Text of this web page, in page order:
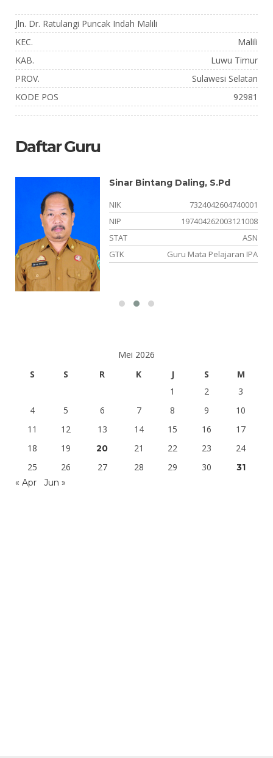
Jln. Dr. Ratulangi Puncak Indah Malili
KEC.
Malili
KAB.
Luwu Timur
PROV.
Sulawesi Selatan
KODE POS
92981
Daftar Guru
Sinar Bintang Daling, S.Pd
NIK
7324042604740001
NIP
197404262003121008
STAT
ASN
GTK
Guru Mata Pelajaran IPA
Mei 2026
S
S R K J S
M
1
2
3
4
5 6 7 8 9
10
11
12 13 14 15 16
17
18
19 20 21 22 23
24
25
26 27 28 29 30
31
« Apr
Jun »